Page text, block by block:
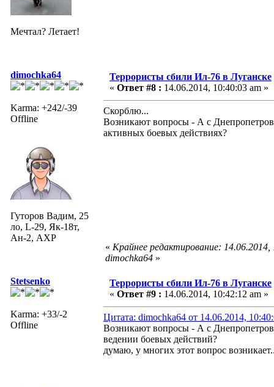
Мечтал? Летает!
dimochka64
Karma: +242/-39
Offline
Гуторов Вадим, 25
ло, L-29, Як-18т,
Ан-2, АХР
Террористы сбили Ил-76 в Луганске
« Ответ #8 : 14.06.2014, 10:40:03 am »
Скорблю...
Возникают вопросы - А с
активных боевых действиях?
« Крайнее редактирование:
dimochka64 »
Stetsenko
Karma: +33/-2
Offline
Террористы сбили Ил-76 в Луганске
« Ответ #9 : 14.06.2014, 10:42:12 am »
Цитата: dimochka64 от 14.06.2014,
Возникают вопросы - А с
ведении боевых действий?
думаю, у многих этот вопрос